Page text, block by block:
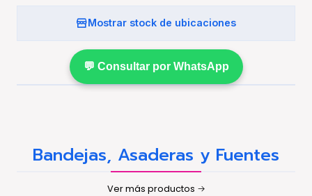
Mostrar stock de ubicaciones
💬 Consultar por WhatsApp
Bandejas, Asaderas y Fuentes
Ver más productos